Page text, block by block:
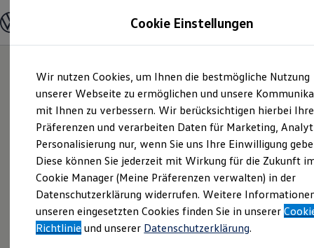
Hauptinhalt
springen
Footer
springen
Modelle und Konfigurator
Modelle vergleichen
Elektroautos
ENERGY Sondermodelle
Nutzfahrzeuge
SUV und CUV
Familienautos
Kombis
Kompaktwagen
Sportwagen
Schnell verfügbare Fahrzeuge
Angebote und Produkte
Aktuelle Angebote
E-Auto-Förderung
Volkswagen Marktplatz
Cookie Einstellungen
Wir nutzen Cookies, um Ihnen die bestmögliche Nutzung
unserer Webseite zu ermöglichen und unsere
mit Ihnen zu verbessern. Wir berücksichtigen hierbei Ihre
Präferenzen und verarbeiten Daten für Marketing,
Personalisierung nur, wenn Sie uns Ihre Einwilligung
Diese können Sie jederzeit mit Wirkung für die Zukunft
Cookie Manager (Meine Präferenzen verwalten) in der
Datenschutzerklärung widerrufen. Weitere
unseren eingesetzten Cookies finden Sie in unserer
Richtlinie und unserer Datenschutzerklärung.